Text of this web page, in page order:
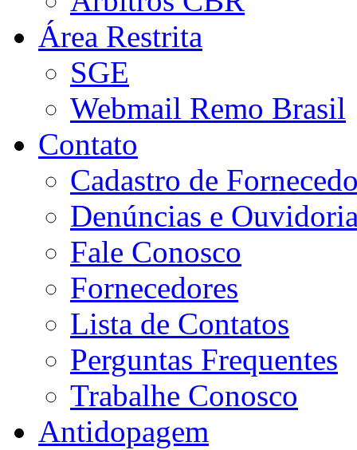
Área Restrita
SGE
Webmail Remo Brasil
Contato
Cadastro de
Denúncias e
Fale Conosco
Fornecedores
Lista de Contatos
Perguntas Frequentes
Trabalhe Conosco
Antidopagem